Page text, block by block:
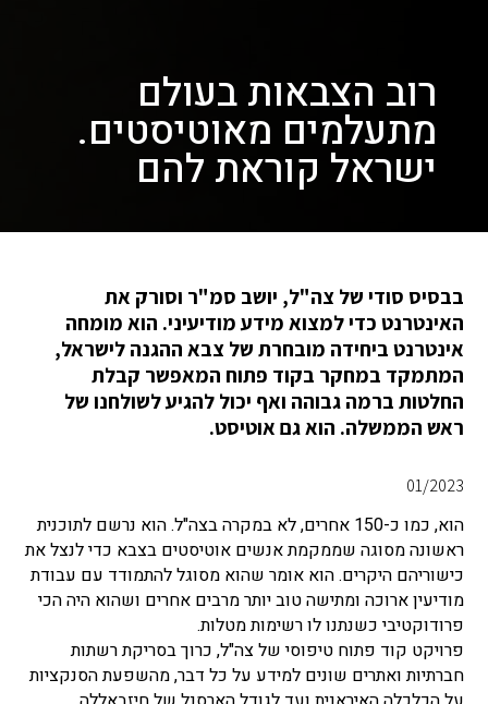
רוב הצבאות בעולם
מתעלמים מאוטיסטים.
ישראל קוראת להם
בבסיס סודי של צה"ל, יושב סמ"ר וסורק את
האינטרנט כדי למצוא מידע מודיעיני. הוא מומחה
אינטרנט ביחידה מובחרת של צבא ההגנה לישראל,
המתמקד במחקר בקוד פתוח המאפשר קבלת
החלטות ברמה גבוהה ואף יכול להגיע לשולחנו של
ראש הממשלה. הוא גם אוטיסט.
01/2023
הוא, כמו כ-150 אחרים, לא במקרה בצה"ל. הוא נרשם לתוכנית
ראשונה מסוגה שממקמת אנשים אוטיסטים בצבא כדי לנצל את
כישוריהם היקרים. הוא אומר שהוא מסוגל להתמודד עם עבודת
מודיעין ארוכה ומתישה טוב יותר מרבים אחרים ושהוא היה הכי
פרודוקטיבי כשנתנו לו רשימות מטלות.
פרויקט קוד פתוח טיפוסי של צה"ל, כרוך בסריקת רשתות
חברתיות ואתרים שונים למידע על כל דבר, מהשפעת הסנקציות